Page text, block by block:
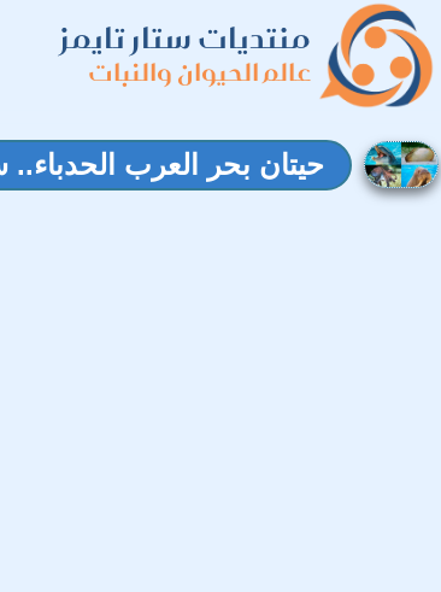
منتديات ستار تايمز
عالم الحيوان والنبات
حيتان بحر العرب